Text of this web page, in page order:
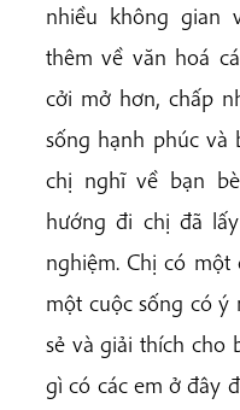
nhiều không gian
thêm về văn hoá
cởi mở hơn, chấp
sống hạnh phúc và
chị nghĩ về bạn
hướng đi chị đã
nghiệm. Chị có
một cuộc sống có ý
sẻ và giải thích cho
gì có các em ở đây